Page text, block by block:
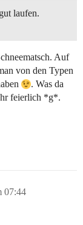
laufen.
Auf
von den Typen
. Was da
feierlich *g*.
07:44